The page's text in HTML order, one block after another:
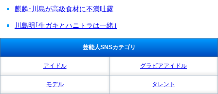
麒麟･川島が高級食材に不満吐露
川島明｢生ガキとハニトラは一緒｣
芸能人SNSカテゴリ
アイドル グラビアアイドル
モデル タレント